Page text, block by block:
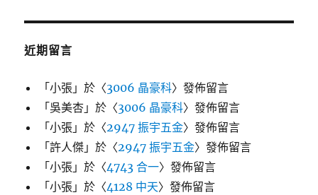
近期留言
「小張 」於〈3006 晶豪科〉發佈留言
「吳美杏 」於〈3006 晶豪科〉發佈留言
「小張 」於〈2947 振宇五金〉發佈留言
「許人傑 」於〈2947 振宇五金〉發佈留言
「小張 」於〈4743 合一〉發佈留言
「小張 」於〈4128 中天〉發佈留言